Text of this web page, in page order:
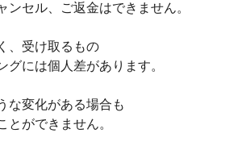
ンセル、ご返金はできません。
、受け取るもの
グには個人差があります。
な変化がある場合も
とができません。